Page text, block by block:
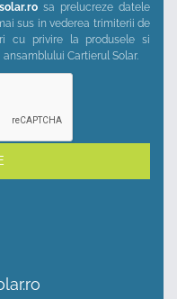
sa prelucreze datele
sus in vederea trimiterii de
cu privire la produsele si
Cartierul Solar.